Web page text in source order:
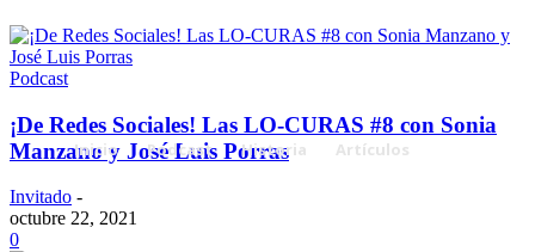
Inicio Podcast Historia Artículos
Podcast
¡De Redes Sociales! Las LO-CURAS #8 con Sonia
Manzano y José Luis Porras
Invitado -
octubre 22, 2021
0